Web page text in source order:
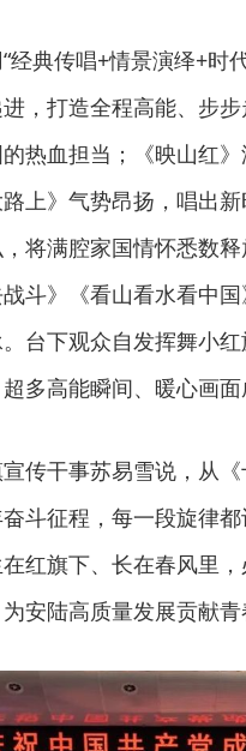
经典传唱+情景演绎+时
，打造全程高能、步
热血担当；《映山红
上》气势昂扬，唱出
将满腔家国情怀悉数
斗》《看山看水看中
台下观众自发挥舞小
多高能瞬间、暖心画面
传干事苏易雪说，从
斗征程，每一段旋律
红旗下、长在春风里
安陆高质量发展贡献青